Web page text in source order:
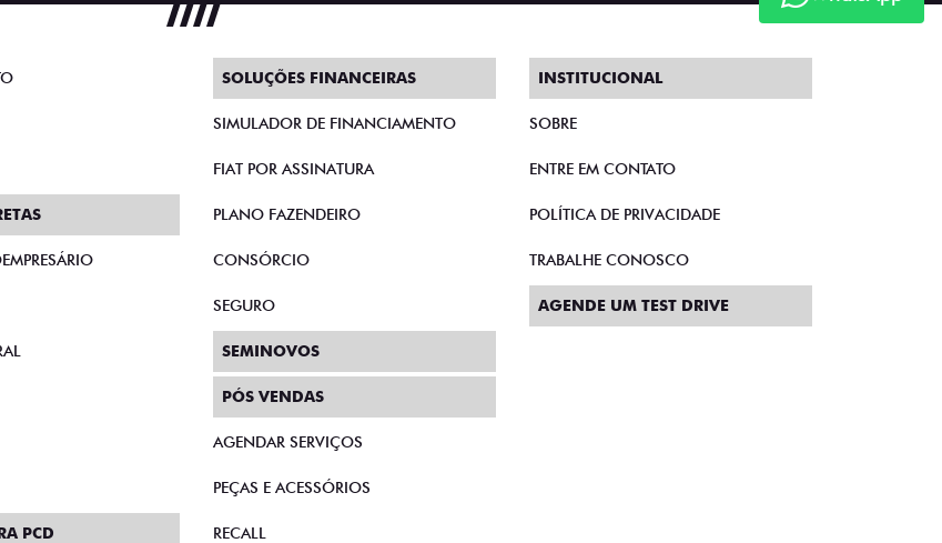
PCD
SOLUÇÕES FINANCEIRAS
SIMULADOR DE FINANCIAMENTO
FIAT POR ASSINATURA
PLANO FAZENDEIRO
CONSÓRCIO
SEGURO
SEMINOVOS
PÓS VENDAS
AGENDAR SERVIÇOS
PEÇAS E ACESSÓRIOS
RECALL
INSTITUCIONAL
SOBRE
ENTRE EM CONTATO
POLÍTICA DE PRIVACIDADE
TRABALHE CONOSCO
AGENDE UM TEST DRIVE